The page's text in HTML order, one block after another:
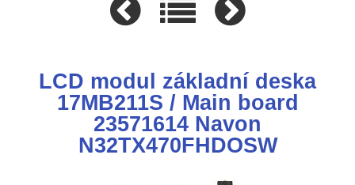
LCD modul základní deska
17MB211S / Main board
23571614 Navon
N32TX470FHDOSW